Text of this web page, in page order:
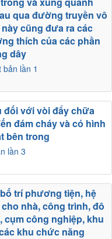
lần 1
qua đường truyền vô
cũng đưa ra các
thích của các phần
dây
lần 3
đối với vòi đẩy chữa
đám cháy và có hình
bên trong
trí phương tiện, hệ
nhà, công trình, đô
cụm công nghiệp, khu
khu chức năng